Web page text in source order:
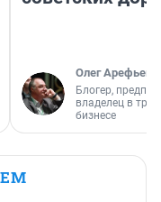
Олег Арефьев
Блогер,
владелец в
бизнесе